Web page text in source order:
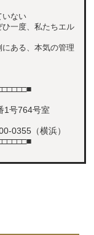
いない
一度、私たちエル
にある、本気の管理
1号764号室
0355（横浜）